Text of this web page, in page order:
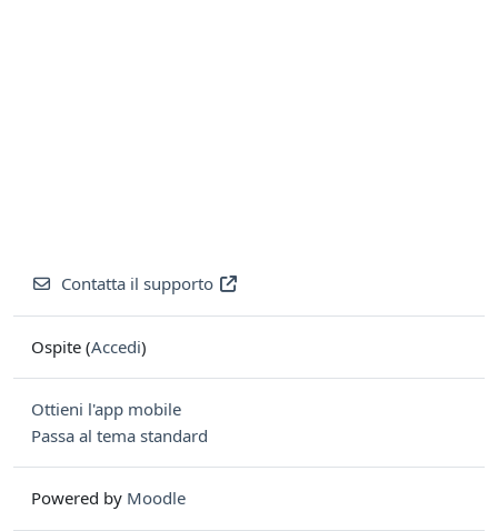
Contatta il supporto
Ospite (Accedi)
Ottieni l'app mobile
Passa al tema standard
Powered by Moodle